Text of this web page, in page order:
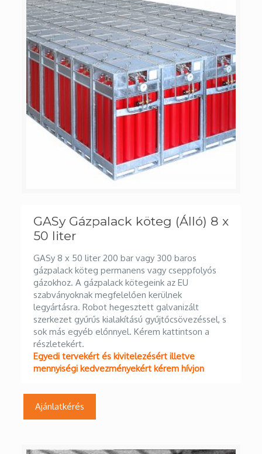
GASy 8 x 50 liter 200 bar vagy 300 baros
gázpalack köteg permanens vagy cseppfolyós
gázokhoz. A gázpalack kötegeink az EU
szabványoknak megfelelően kerülnek
legyártásra. Robot hegesztett galvanizált
szerkezet gyűrűs kialakítású gyűjtőcsövezéssel, s
sok más egyéb előnnyel. Kérem kattintson a
részletekért.
Egyedi tervekért és kivitelezésért illetve
mennyiségi kedvezményekért kérem hívjon
Ajánlatkérés